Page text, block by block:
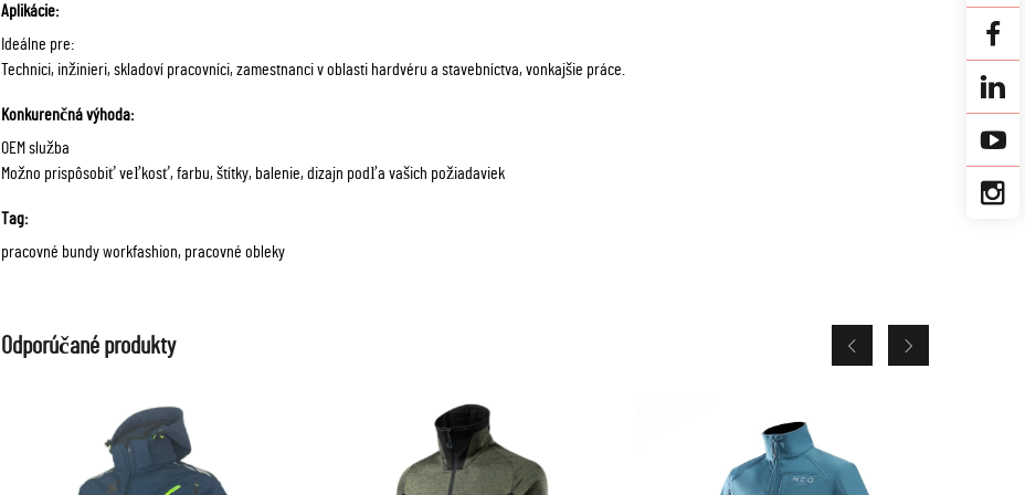
Aplikácie:
Ideálne pre:
Technici, inžinieri, skladoví pracovníci, zamestnanci v oblasti hardvéru a stavebníctva, vonkajšie práce.
Konkurenčná výhoda:
OEM služba
Možno prispôsobiť veľkosť, farbu, štítky, balenie, dizajn podľa vašich požiadaviek
Tag:
pracovné bundy workfashion, pracovné obleky
Odporúčané produkty